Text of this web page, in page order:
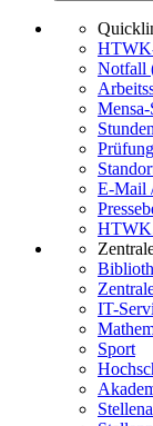
Notfall
Mensa-
E-Mail
IT-
Sport